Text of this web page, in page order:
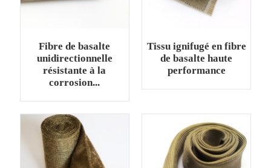
Fibre de basalte
unidirectionnelle
résistante à la
corrosion...
Tissu ignifugé en fibre
de basalte haute
performance